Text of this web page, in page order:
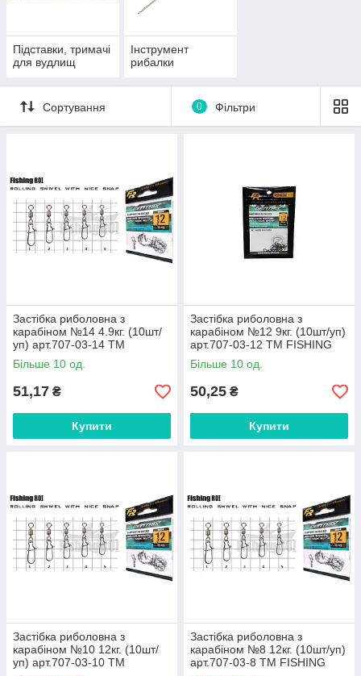
Підставки, тримачі
для вудлищ
Інструмент
рибалки
Сортування 0 Фільтри
Застібка риболовна з
карабіном №14 4.9кг. (10шт/
уп) арт.707-03-14 ТМ
FISHING ROI FG
Більше 10 од.
51,17 ₴
Купити
Застібка риболовна з
карабіном №12 9кг. (10шт/уп)
арт.707-03-12 ТМ FISHING
ROI FG
Більше 10 од.
50,25 ₴
Купити
Застібка риболовна з
карабіном №10 12кг. (10шт/
уп) арт.707-03-10 ТМ
Застібка риболовна з
карабіном №8 12кг. (10шт/уп)
арт.707-03-8 ТМ FISHING